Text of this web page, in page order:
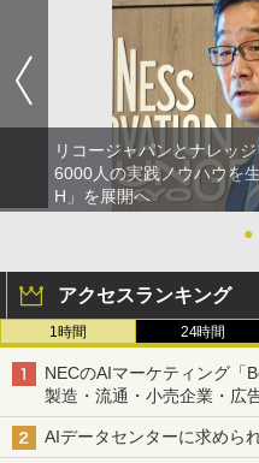
リコージャパンとナレッ
6000人の実践ノウハウを
H」を展開へ
●
アクセスランキング
1時間 24時間
NECのAIマーケティング
製造・流通・小売企業・広
AIデータセンターに求めら